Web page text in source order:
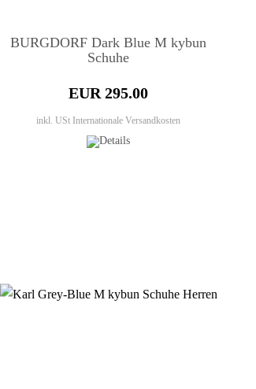
BURGDORF Dark Blue M kybun
Schuhe
EUR 295.00
inkl. USt Internationale Versandkosten